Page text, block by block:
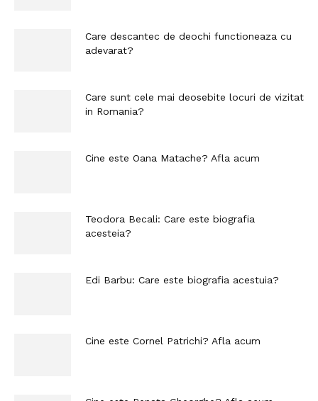
Care descantec de deochi functioneaza cu
adevarat?
Care sunt cele mai deosebite locuri de vizitat
in Romania?
Cine este Oana Matache? Afla acum
Teodora Becali: Care este biografia
acesteia?
Edi Barbu: Care este biografia acestuia?
Cine este Cornel Patrichi? Afla acum